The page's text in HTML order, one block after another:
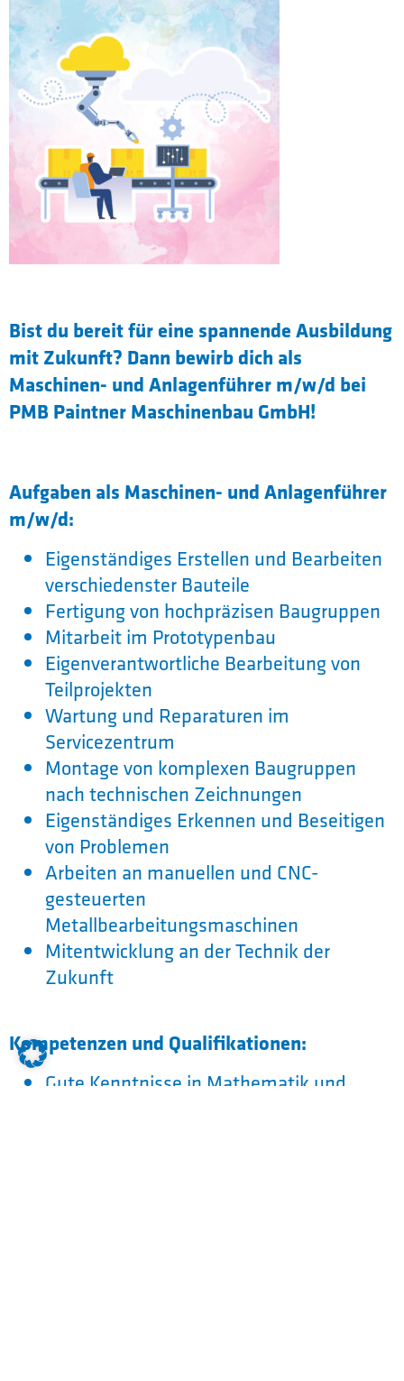
Bist du bereit für eine spannende Ausbildung
mit Zukunft? Dann bewirb dich als
Maschinen- und Anlagenführer m/w/d bei
PMB Paintner Maschinenbau GmbH!
Aufgaben als Maschinen- und Anlagenführer
m/w/d:
Eigenständiges Erstellen und Bearbeiten
verschiedenster Bauteile
Fertigung von hochpräzisen Baugruppen
Mitarbeit im Prototypenbau
Eigenverantwortliche Bearbeitung von
Teilprojekten
Wartung und Reparaturen im
Servicezentrum
Montage von komplexen Baugruppen
nach technischen Zeichnungen
Eigenständiges Erkennen und Beseitigen
von Problemen
Arbeiten an manuellen und CNC-
gesteuerten
Metallbearbeitungsmaschinen
Mitentwicklung an der Technik der
Zukunft
Kompetenzen und Qualifikationen:
Gute Kenntnisse in Mathematik und